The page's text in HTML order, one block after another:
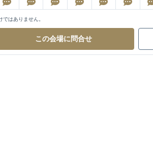
はありません。
この会場に問合せ